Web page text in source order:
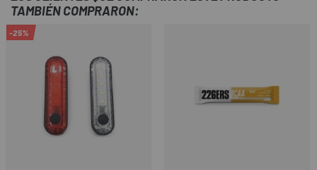
TAMBIÉN COMPRARON:
-25%